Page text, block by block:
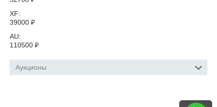
XF:
39000 ₽
AU:
110500 ₽
Аукционы